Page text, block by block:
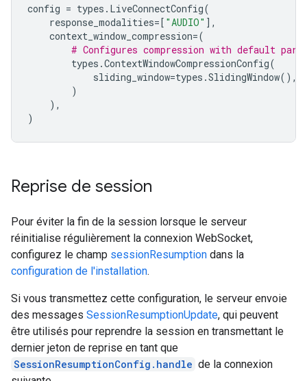
config = types . LiveConnectConfig(
response_modalities=[ "AUDIO" ],
context_window_compression=(
# Configures compression with default
types .ContextWindowCompressionConfig(
sliding_window=types .SlidingWindow(),
)
),
)
Reprise de session
Pour éviter la fin de la session lorsque le serveur
réinitialise régulièrement la connexion WebSocket,
configurez le champ sessionResumption dans la
configuration de l'installation.
Si vous transmettez cette configuration, le serveur envoie
des messages SessionResumptionUpdate, qui peuvent
être utilisés pour reprendre la session en transmettant le
dernier jeton de reprise en tant que
SessionResumptionConfig.handle de la connexion